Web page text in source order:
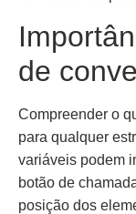
de
Compreender o
para qualquer
variáveis podem
botão de
posição dos